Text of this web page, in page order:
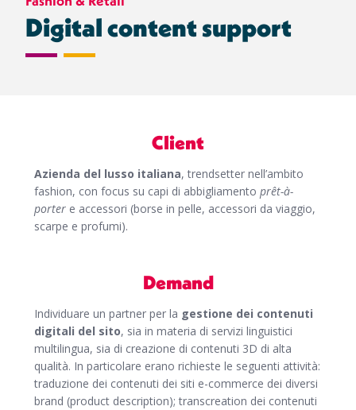
Digital content support
Client
Azienda del lusso italiana, trendsetter nell’ambito
fashion, con focus su capi di abbigliamentoprêt-à-
porter e accessori (borse in pelle, accessori da viaggio,
scarpe e profumi).
Demand
Individuare un partner per la gestione dei contenuti
digitali del sito, sia in materia di servizi linguistici
multilingua, sia di creazione di contenuti 3D di alta
qualità. In particolare erano richieste le seguenti attività:
traduzione dei contenuti dei siti e-commerce dei diversi
brand (product description); transcreation dei contenuti